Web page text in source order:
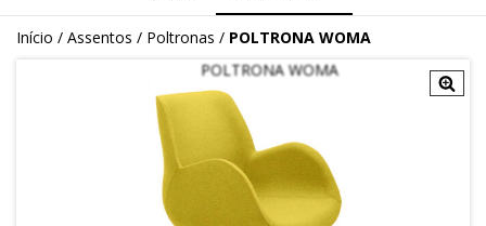
Início / Assentos / Poltronas / POLTRONA WOMA